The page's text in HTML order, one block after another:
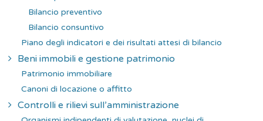
Bilancio preventivo
Bilancio consuntivo
Piano degli indicatori e dei risultati attesi di bilancio
Beni immobili e gestione patrimonio
Patrimonio immobiliare
Canoni di locazione o affitto
Controlli e rilievi sull’amministrazione